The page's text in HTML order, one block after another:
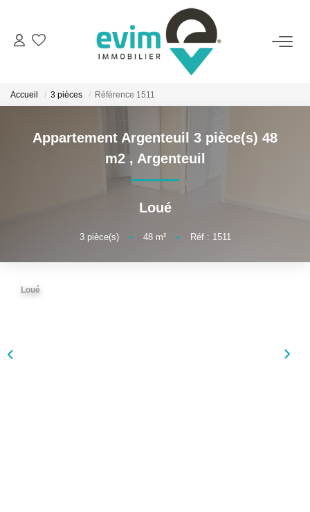
ACHETER
ESTIMER
VENDRE
GESTION
Accueil 3 pièces Référence 1511
Appartement Argenteuil 3 pièce(s) 48
m2, Argenteuil
Loué
3pièce(s) • 48m² • Réf : 1511
Loué